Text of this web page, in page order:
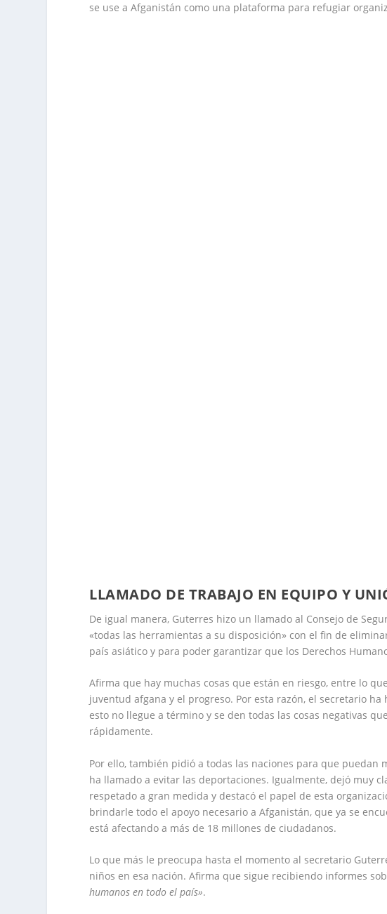
se use a Afganistán como una plataforma para refugiar
LLAMADO DE TRABAJO EN EQUIPO Y
De igual manera, Guterres hizo un llamado al Consejo de
«todas las herramientas a su disposición» con el fin de
país asiático y para poder garantizar que los Derechos
Afirma que hay muchas cosas que están en riesgo, entre lo
juventud afgana y el progreso. Por esta razón, el secretario
esto no llegue a término y se den todas las cosas negativas
rápidamente.
Por ello, también pidió a todas las naciones para que puedan
ha llamado a evitar las deportaciones. Igualmente, dejó muy
respetado a gran medida y destacó el papel de esta
brindarle todo el apoyo necesario a Afganistán, que ya se
está afectando a más de 18 millones de ciudadanos.
Lo que más le preocupa hasta el momento al secretario
niños en esa nación. Afirma que sigue recibiendo informes
humanos en todo el país».